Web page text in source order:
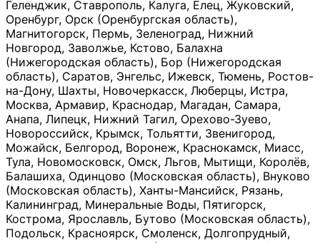
Геленджик, Ставрополь, Калуга, Елец, Жуковский,
Оренбург, Орск (Оренбургская область),
Магнитогорск, Пермь, Зеленоград, Нижний
Новгород, Заволжье, Кстово, Балахна
(Нижегородская область), Бор (Нижегородская
область), Саратов, Энгельс, Ижевск, Тюмень, Ростов-
на-Дону, Шахты, Новочеркасск, Люберцы, Истра,
Москва, Армавир, Краснодар, Магадан, Самара,
Анапа, Липецк, Нижний Тагил, Орехово-Зуево,
Новороссийск, Крымск, Тольятти, Звенигород,
Можайск, Белгород, Воронеж, Краснокамск, Миасс,
Тула, Новомосковск, Омск, Льгов, Мытищи, Королёв,
Балашиха, Одинцово (Московская область), Внуково
(Московская область), Ханты-Мансийск, Рязань,
Калининград, Минеральные Воды, Пятигорск,
Кострома, Ярославль, Бутово (Московская область),
Подольск, Красноярск, Смоленск, Долгопрудный,